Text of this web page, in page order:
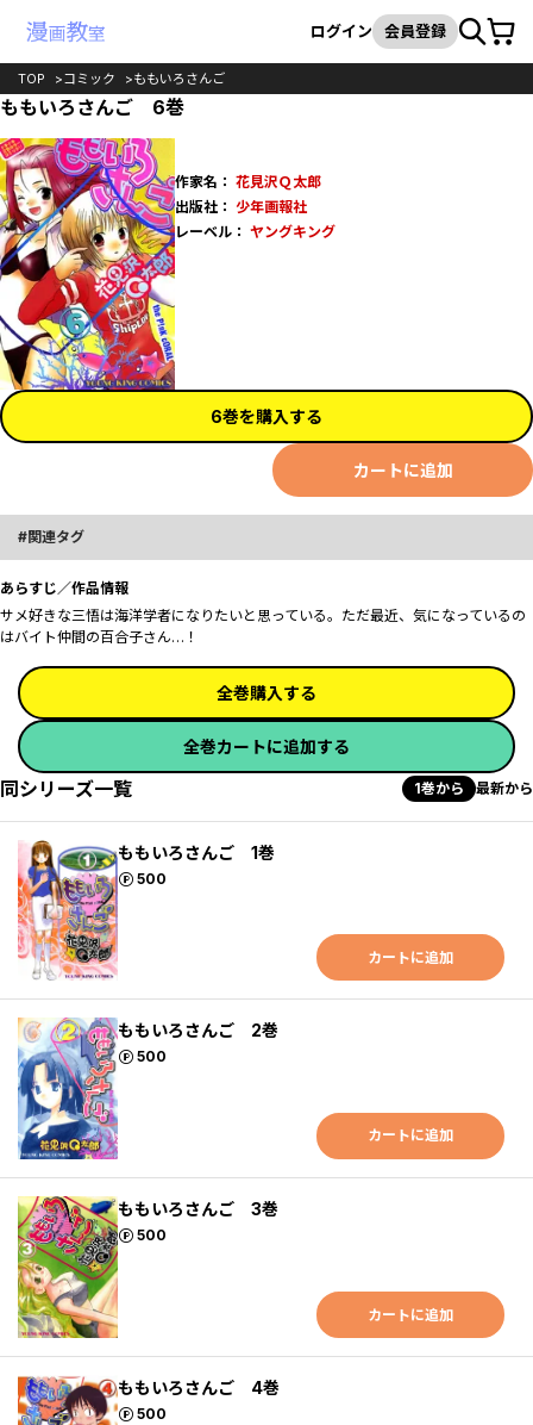
検索
ログイン 会員登録カート
TOP コミック ももいろさんご
ももいろさんご 6巻
作家名： 花見沢Ｑ太郎
出版社： 少年画報社
レーベル： ヤングキング
6巻を購入する
カートに追加
関連タグ
あらすじ／作品情報
サメ好きな三悟は海洋学者になりたいと思っている。ただ最近、気になっているの
はバイト仲間の百合子さん…！
全巻購入する
全巻カートに追加する
同シリーズ一覧 1巻から 最新から
ももいろさんご 1巻
500
ポイント
カートに追加
ももいろさんご 2巻
500
ポイント
カートに追加
ももいろさんご 3巻
500
ポイント
カートに追加
ももいろさんご 4巻
500
ポイント